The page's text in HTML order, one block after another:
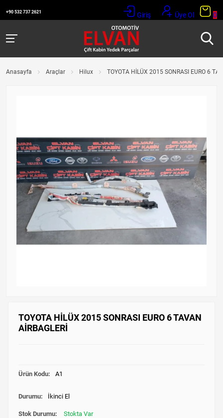
+90 532 737 2621 Giriş Üye Ol 0
Anasayfa Araçlar Hilux TOYOTA HİLÜX 2015 SONRASI EURO 6
TOYOTA HİLÜX 2015 SONRASI EURO 6 TAVAN
AİRBAGLERİ
Ürün Kodu: A1
Durumu: İkinci El
Stok Durumu: Stokta Var